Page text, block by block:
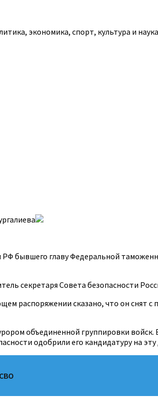
экономика, спорт, культура и наука
бывшего главу Федеральной
секретаря Совета безопасности
сказано, что он снят с
объединенной группировки
одобрили его кандидатуру на